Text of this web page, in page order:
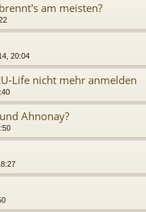
am meisten?
20:04
Life nicht mehr anmelden
Ahnonay?